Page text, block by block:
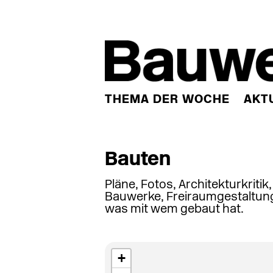
THEMA DER WOCHE
Bauten
Pläne, Fotos,
Bauwerke,
was mit wem gebaut hat.
+